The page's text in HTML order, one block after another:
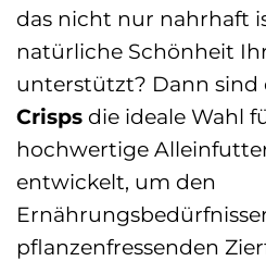
das nicht nur nahrhaft
natürliche Schönheit
unterstützt? Dann sind
Crisps die ideale Wahl
hochwertige
entwickelt, um den
pflanzenfressenden